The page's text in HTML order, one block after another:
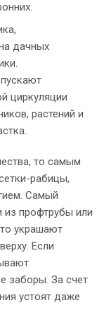
дачных
циркуляции
растений и
то самым
рабицы,
Самый
профтрубы или
украшают
Если
заборы. За счет
устоят даже